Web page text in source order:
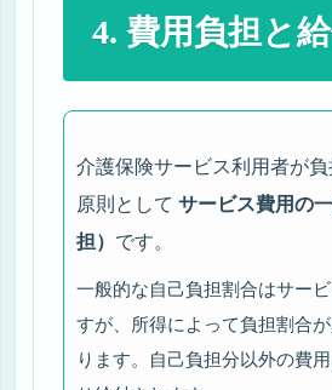
4. 費用負担と
介護保険サービス利用者が負
原則として サービス費用の
担） です。
一般的な自己負担割合はサー
すが、所得によって負担割合
ります。自己負担分以外の費